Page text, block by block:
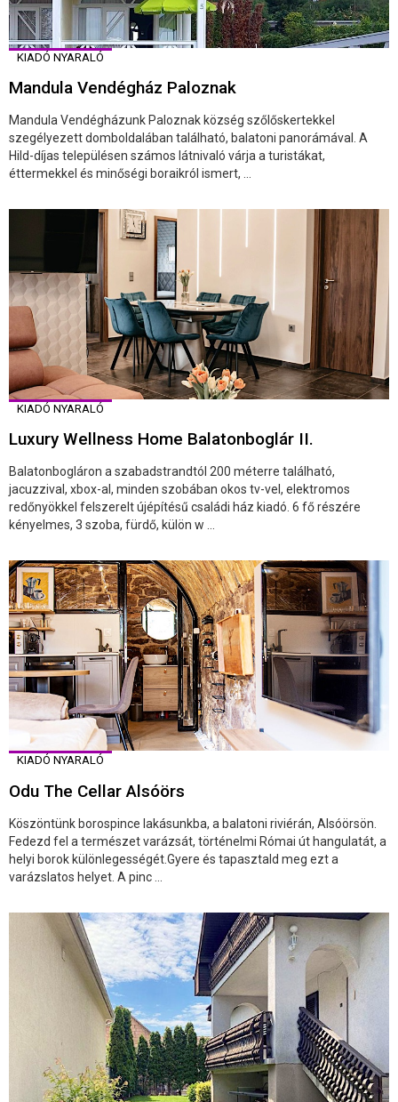
KIADÓ NYARALÓ
Mandula Vendégház Paloznak
Mandula Vendégházunk Paloznak község szőlőskertekkel
szegélyezett domboldalában található, balatoni panorámával. A
Hild-díjas településen számos látnivaló várja a turistákat,
éttermekkel és minőségi boraikról ismert, ...
KIADÓ NYARALÓ
Luxury Wellness Home Balatonboglár II.
Balatonbogláron a szabadstrandtól 200 méterre található,
jacuzzival, xbox-al, minden szobában okos tv-vel, elektromos
redőnyökkel felszerelt újépítésű családi ház kiadó. 6 fő részére
kényelmes, 3 szoba, fürdő, külön w ...
KIADÓ NYARALÓ
Odu The Cellar Alsóörs
Köszöntünk borospince lakásunkba, a balatoni riviérán, Alsóörsön.
Fedezd fel a természet varázsát, történelmi Római út hangulatát, a
helyi borok különlegességét.Gyere és tapasztald meg ezt a
varázslatos helyet. A pinc ...